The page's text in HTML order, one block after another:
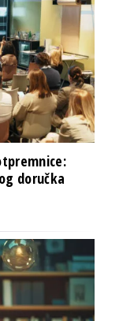
doručka